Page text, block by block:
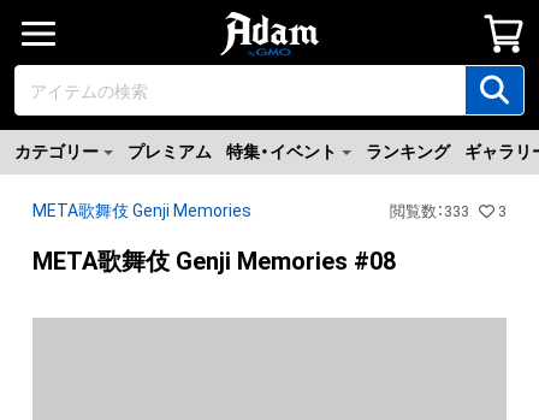
カテゴリー プレミアム 特集・イベント ランキング ギャラリ
META歌舞伎 Genji Memories 閲覧数 ： 333 3
META歌舞伎 Genji Memories #08